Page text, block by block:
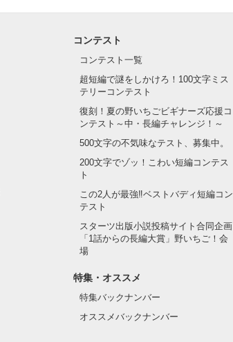
コンテスト
コンテスト一覧
超短編で謎をしかけろ！100文字ミス
テリーコンテスト
復刻！夏の野いちごビギナーズ応援コ
ンテスト～中・長編チャレンジ！～
500文字の不気味なテスト、募集中。
200文字でゾッ！こわい短編コンテス
ト
この2人が最強‼ベストバディ短編コン
テスト
スターツ出版小説投稿サイト合同企画
「1話からの長編大賞」野いちご！会
場
特集・オススメ
特集バックナンバー
オススメバックナンバー